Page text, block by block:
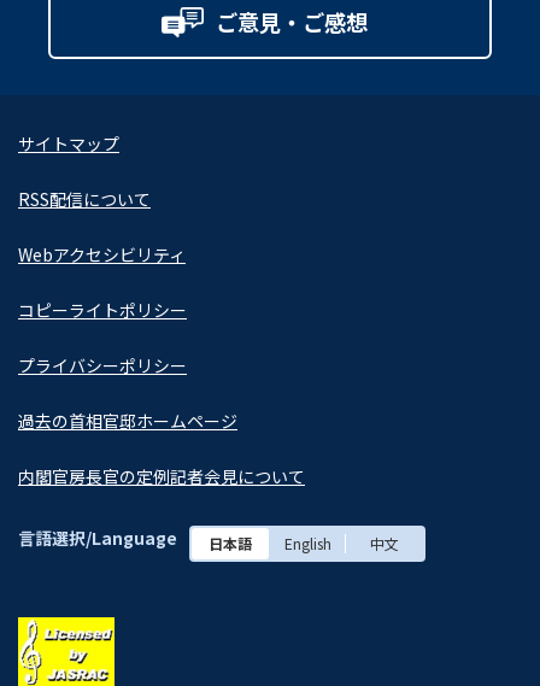
ご意見・ご感想
サイトマップ
RSS配信について
Webアクセシビリティ
コピーライトポリシー
プライバシーポリシー
過去の首相官邸ホームページ
内閣官房長官の定例記者会見について
言語選択/Language 日本語 English 中文